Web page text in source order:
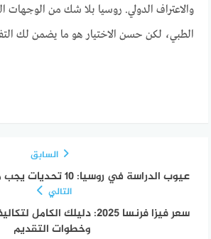
والاعتراف الدولي. روسيا بلا شك من الوجهات
الطبي، لكن حسن الاختيار هو ما يضمن لك
السابق
عيوب الدراسة في روسيا: 10 تحديات يجب معرفتها قبل السفر
التالي
سعر فيزا فرنسا 2025: دليلك
وخطوات التقديم